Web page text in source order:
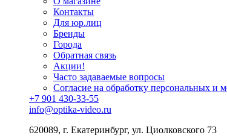
Контакты
Для юр.лиц
Бренды
Города
Обратная связь
Акции!
Часто задаваемые вопросы
Согласие на обработку персональных и
+7 901 430-33-55
info@optika-video.ru
620089, г. Екатеринбург, ул. Циолковского 73